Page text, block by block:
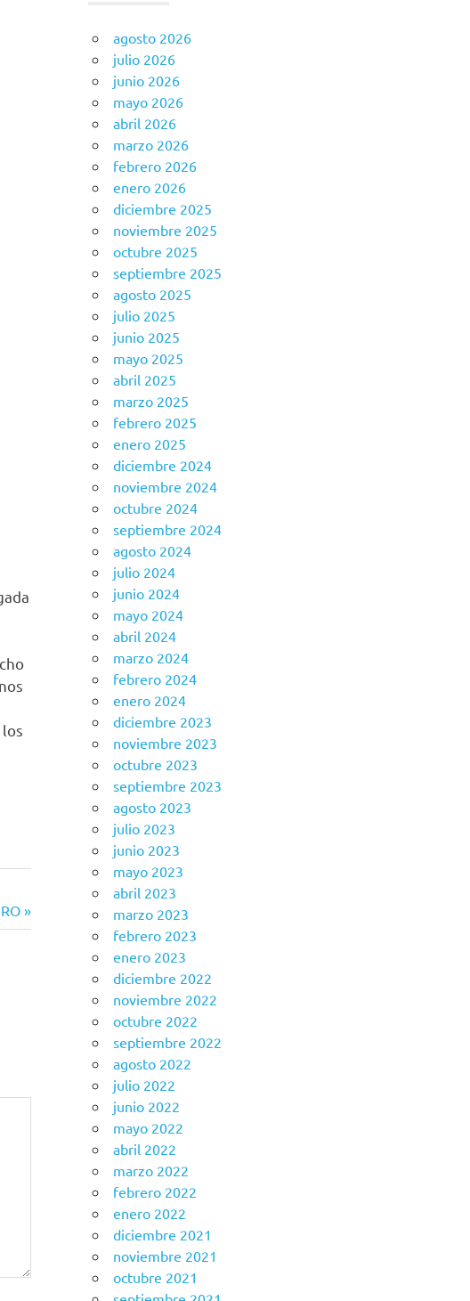
agosto 2026
julio 2026
junio 2026
mayo 2026
abril 2026
marzo 2026
febrero 2026
enero 2026
diciembre 2025
noviembre 2025
octubre 2025
septiembre 2025
agosto 2025
julio 2025
junio 2025
mayo 2025
abril 2025
marzo 2025
febrero 2025
enero 2025
diciembre 2024
noviembre 2024
octubre 2024
septiembre 2024
agosto 2024
julio 2024
junio 2024
mayo 2024
abril 2024
marzo 2024
febrero 2024
enero 2024
diciembre 2023
noviembre 2023
octubre 2023
septiembre 2023
agosto 2023
julio 2023
junio 2023
mayo 2023
abril 2023
marzo 2023
febrero 2023
enero 2023
diciembre 2022
noviembre 2022
octubre 2022
septiembre 2022
agosto 2022
julio 2022
junio 2022
mayo 2022
abril 2022
marzo 2022
febrero 2022
enero 2022
diciembre 2021
noviembre 2021
octubre 2021